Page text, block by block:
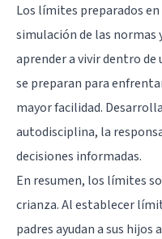
Los límites preparados
simulación de las normas
aprender a vivir dentro
se preparan para
mayor facilidad.
autodisciplina, la
decisiones informadas.
En resumen, los límites
crianza. Al establecer
padres ayudan a sus